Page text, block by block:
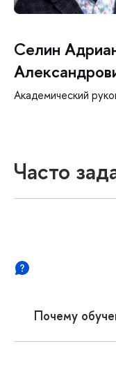
Селин
Академический
Часто
Почему